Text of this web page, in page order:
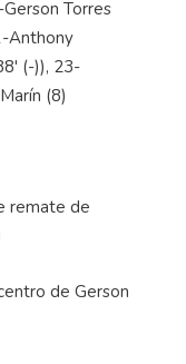
Torres
Anthony
(-)), 23-
(8)
remate de
de Gerson